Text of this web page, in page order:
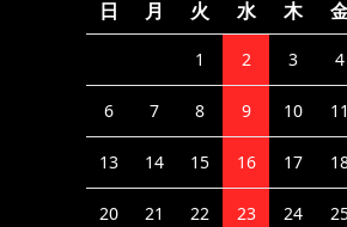
日
月 火 水 木
1 2 3 4
6 7 8 9 10 11
13 14 15 16 17
20 21 22 23 24